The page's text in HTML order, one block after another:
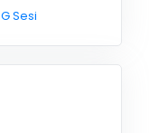
Sesi